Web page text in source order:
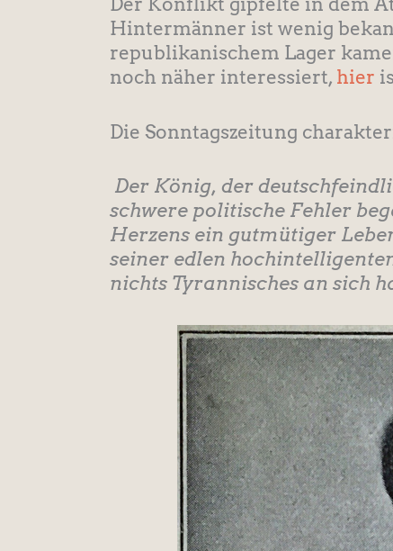
Hintermänner ist wenig
republikanischem Lager
noch näher interessiert, hier
Die Sonntagszeitung
Der König, der
schwere politische Fehler
Herzens ein gutmütiger
seiner edlen
nichts Tyrannisches an sich